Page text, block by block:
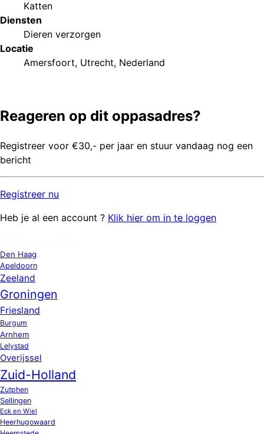
Katten
Diensten
Dieren verzorgen
Locatie
Amersfoort, Utrecht, Nederland
Reageren op dit oppasadres?
Registreer voor €30,- per jaar en stuur vandaag nog een
bericht
Registreer nu
Heb je al een account ? Klik hier om in te loggen
Den Haag
Apeldoorn
Zeeland
Groningen
Friesland
Burgum
Arnhem
Lelystad
Overijssel
Zuid-Holland
Zutphen
Sellingen
Eck en Wiel
Heerhugowaard